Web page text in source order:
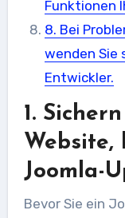
Funktionen
8. Bei
wenden Sie
Entwickler.
1.
Website,
Joomla-
Bevor Sie ein